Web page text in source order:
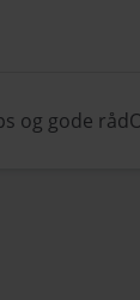
og gode råd